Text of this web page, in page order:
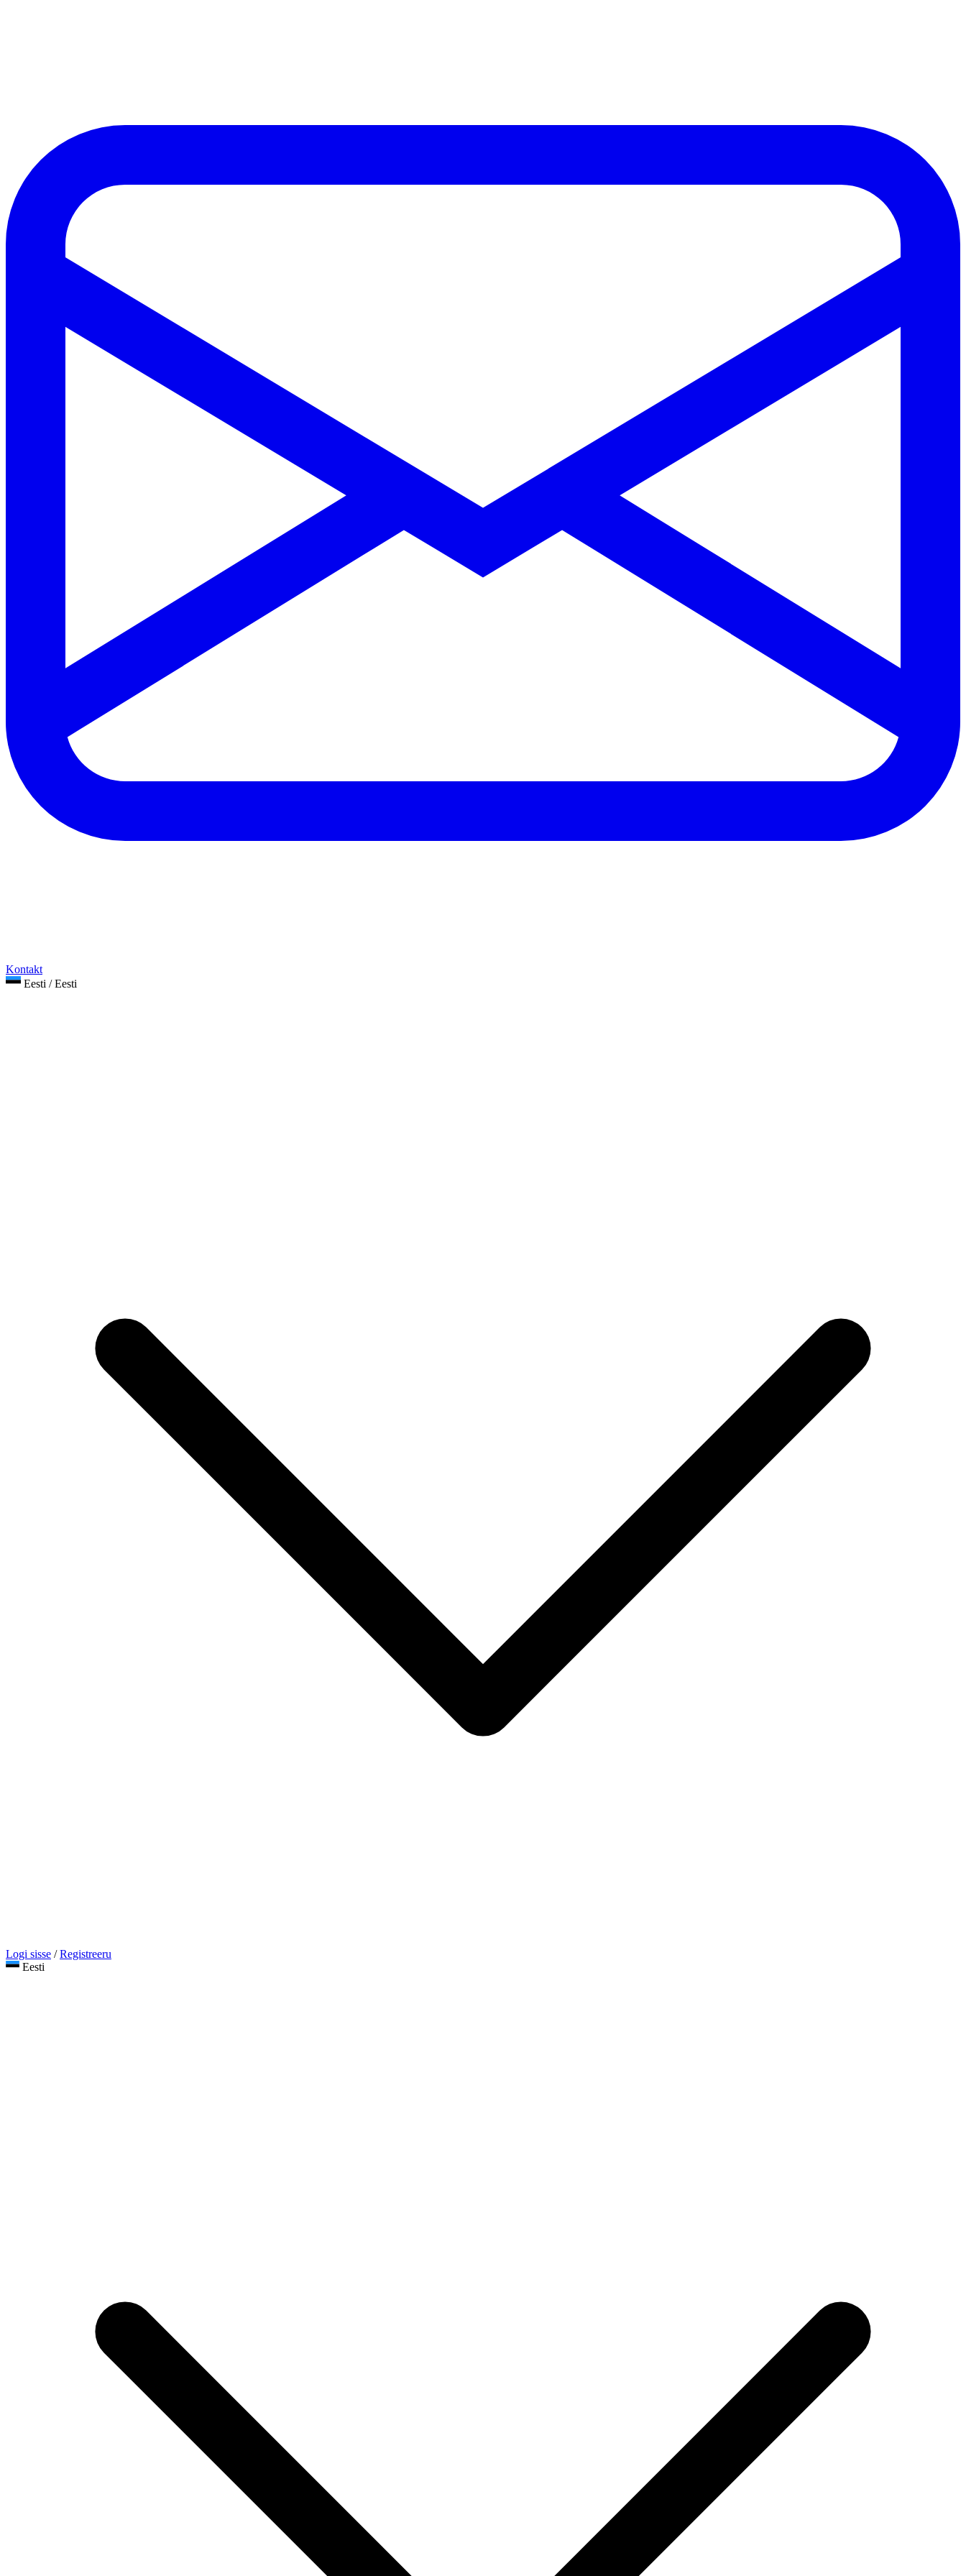
Kontakt
Eesti / Eesti
Logi sisse / Registreeru
Eesti